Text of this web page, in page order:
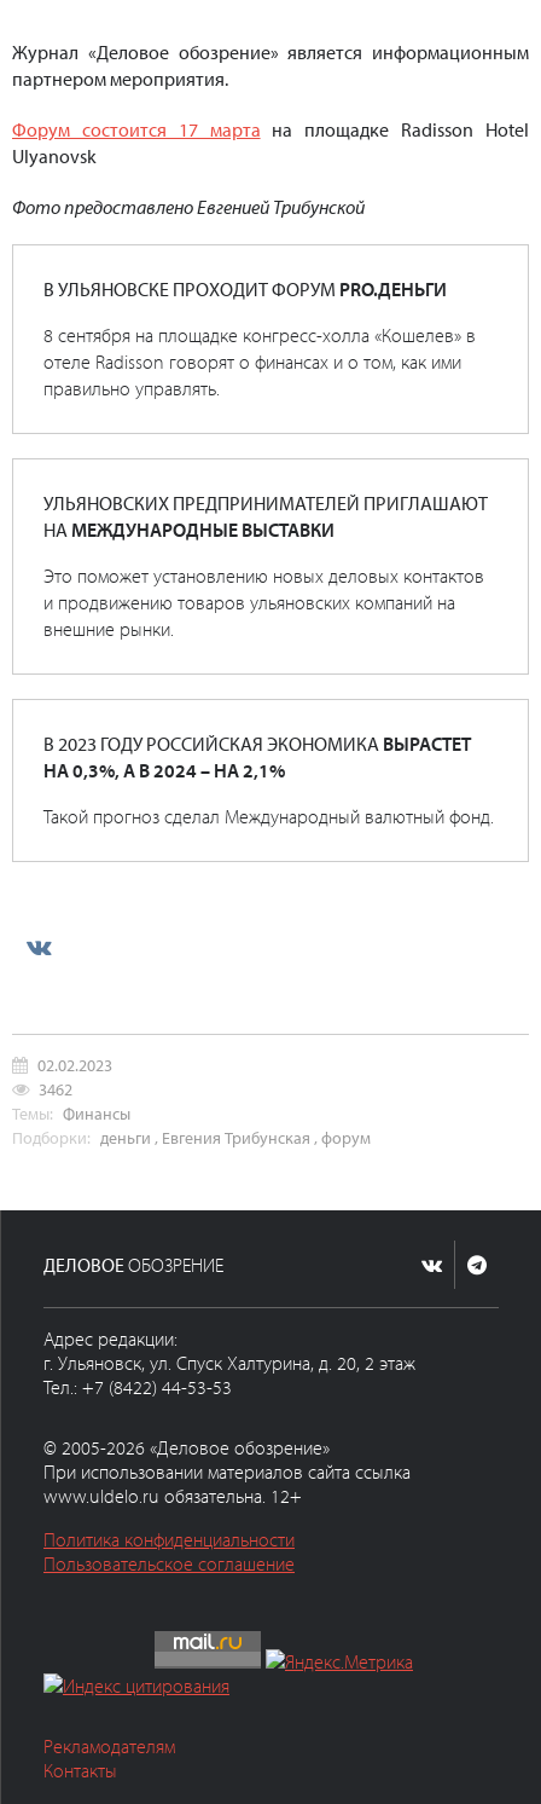
Журнал «Деловое обозрение» является информационным
партнером мероприятия.
Форум состоится 17 марта на площадке Radisson Hotel
Ulyanovsk
Фото предоставлено Евгенией Трибунской
В УЛЬЯНОВСКЕ ПРОХОДИТ ФОРУМ PRO.ДЕНЬГИ
8 сентября на площадке конгресс-холла «Кошелев» в
отеле Radisson говорят о финансах и о том, как ими
правильно управлять.
УЛЬЯНОВСКИХ ПРЕДПРИНИМАТЕЛЕЙ ПРИГЛАШАЮТ
НА МЕЖДУНАРОДНЫЕ ВЫСТАВКИ
Это поможет установлению новых деловых контактов
и продвижению товаров ульяновских компаний на
внешние рынки.
В 2023 ГОДУ РОССИЙСКАЯ ЭКОНОМИКА ВЫРАСТЕТ
НА 0,3%, А В 2024 – НА 2,1%
Такой прогноз сделал Международный валютный фонд.
02.02.2023
3462
Темы: Финансы
Подборки: деньги , Евгения Трибунская ,форум
ДЕЛОВОЕ ОБОЗРЕНИЕ
Адрес редакции:
г. Ульяновск, ул. Спуск Халтурина, д. 20, 2 этаж
Тел.: +7 (8422) 44-53-53
© 2005-2026 «Деловое обозрение»
При использовании материалов сайта ссылка
www.uldelo.ru обязательна. 12+
Политика конфиденциальности
Пользовательское соглашение
Рекламодателям
Контакты